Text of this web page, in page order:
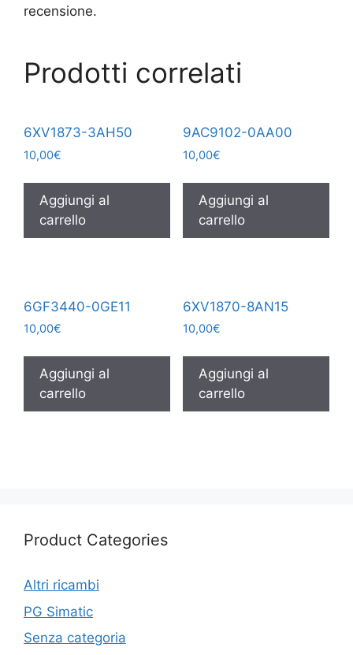
recensione.
Prodotti correlati
6XV1873-3AH50
10,00€
Aggiungi al
carrello
9AC9102-0AA00
10,00€
Aggiungi al
carrello
6GF3440-0GE11
10,00€
Aggiungi al
carrello
6XV1870-8AN15
10,00€
Aggiungi al
carrello
Product Categories
Altri ricambi
PG Simatic
Senza categoria